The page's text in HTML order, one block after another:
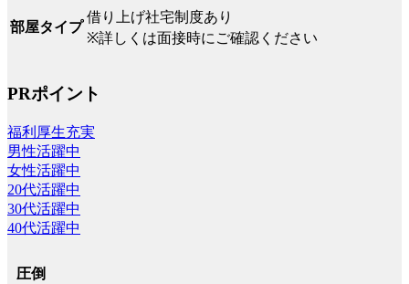
部屋タイプ
借り上げ社宅制度あり
※詳しくは面接時にご確認ください
PRポイント
福利厚生充実
男性活躍中
女性活躍中
20代活躍中
30代活躍中
40代活躍中
圧倒